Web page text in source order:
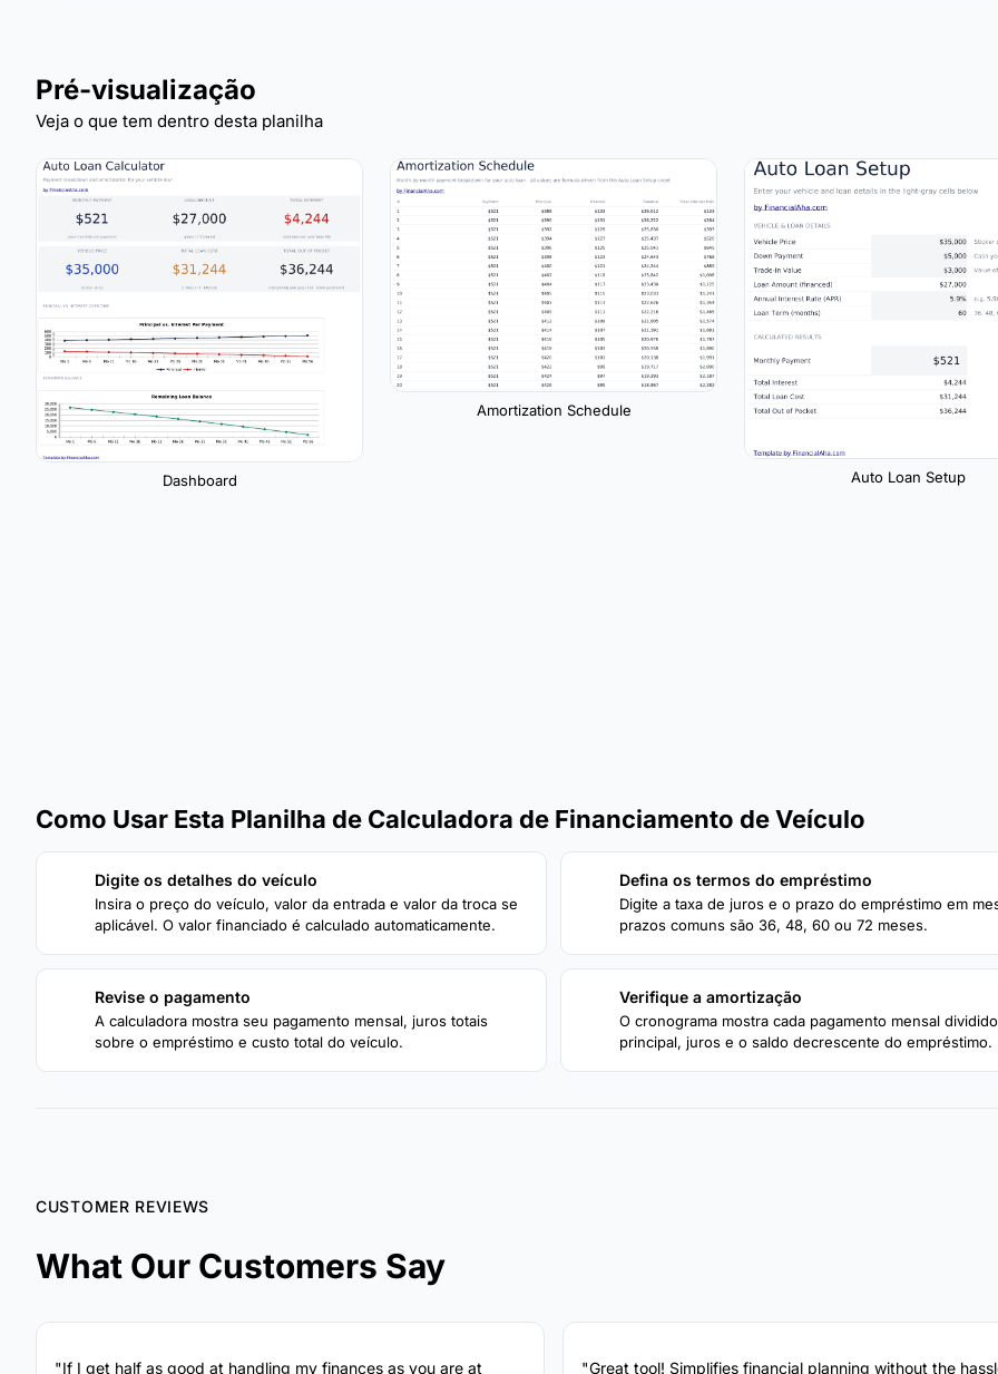
Pré-visualização
Veja o que tem dentro desta planilha
Dashboard
Amortization Schedule
Auto Loan Setup
Como Usar Esta Planilha de Calculadora de Financiamento de Veículo
Digite os detalhes do veículo
Insira o preço do veículo, valor da entrada e valor da troca se
aplicável. O valor financiado é calculado automaticamente.
Defina os termos do empréstimo
Digite a taxa de juros e o prazo do empréstimo em
prazos comuns são 36, 48, 60 ou 72 meses.
Revise o pagamento
A calculadora mostra seu pagamento mensal, juros totais
sobre o empréstimo e custo total do veículo.
Verifique a amortização
O cronograma mostra cada pagamento mensal
principal, juros e o saldo decrescente do empréstimo.
CUSTOMER REVIEWS
What Our Customers Say
"If I get half as good at handling my finances as you are at "Great tool! Simplifies financial planning without the